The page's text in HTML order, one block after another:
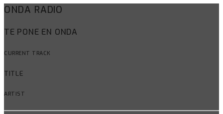
ONDA RADIO
TE PONE EN ONDA
CURRENT TRACK
TITLE
ARTIST